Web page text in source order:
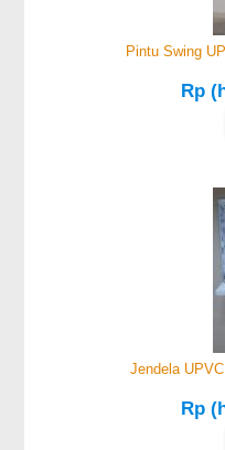
Pintu Swing
Rp
Jendela
Rp